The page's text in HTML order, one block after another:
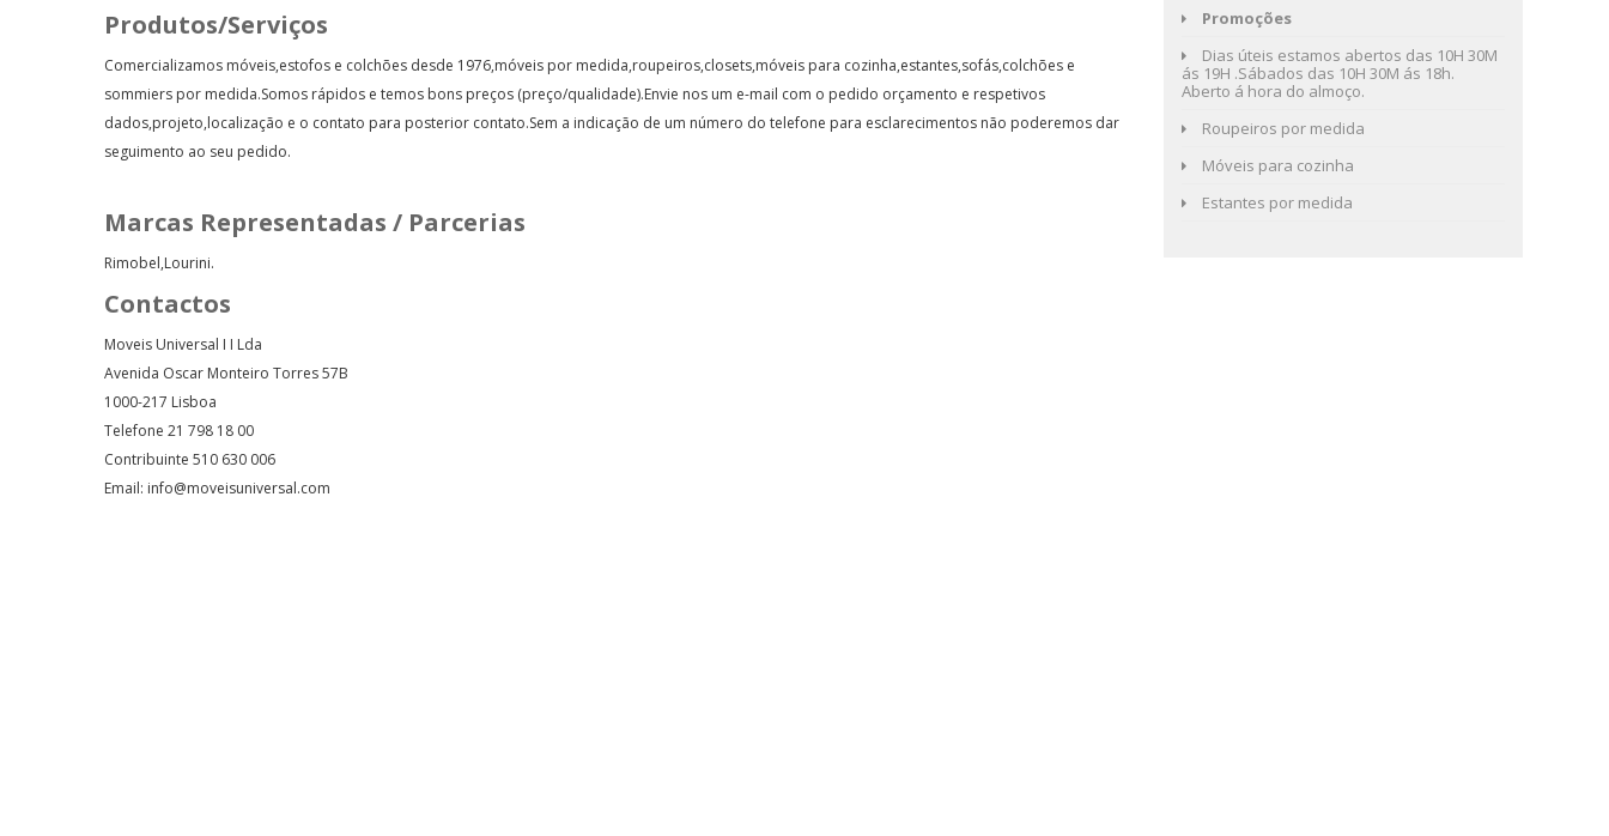
Produtos/Serviços
Comercializamos móveis,estofos e colchões desde 1976,móveis por medida,roupeiros,closets,móveis para cozinha,estantes,sofás,colchões e
sommiers por medida.Somos rápidos e temos bons preços (preço/qualidade).Envie nos um e-mail com o pedido orçamento e respetivos
dados,projeto,localização e o contato para posterior contato.Sem a indicação de um número do telefone para esclarecimentos não poderemos dar
seguimento ao seu pedido.
Marcas Representadas / Parcerias
Rimobel,Lourini.
Contactos
Moveis Universal I I Lda
Avenida Oscar Monteiro Torres 57B
1000-217 Lisboa
Telefone 21 798 18 00
Contribuinte 510 630 006
Email: info@moveisuniversal.com
Promoções
Dias úteis estamos abertos das 10H 30M
ás 19H .Sábados das 10H 30M ás 18h.
Aberto á hora do almoço.
Roupeiros por medida
Móveis para cozinha
Estantes por medida